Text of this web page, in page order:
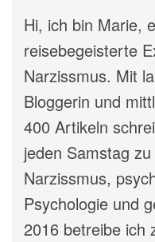
Hi, ich bin Marie,
reisebegeisterte
Narzissmus. Mit
Bloggerin und
400 Artikeln
jeden Samstag
Narzissmus,
Psychologie und
2016 betreibe ich